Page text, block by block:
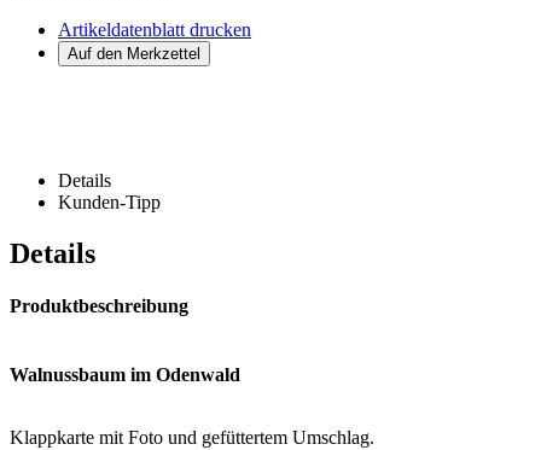
Artikeldatenblatt drucken
Details
Kunden-Tipp
Details
Produktbeschreibung
Walnussbaum im Odenwald
Klappkarte mit Foto und gefüttertem Umschlag.